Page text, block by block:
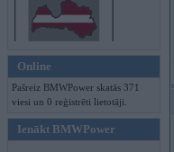
Online
Pašreiz BMWPower skatās 371
viesi un 0 reģistrēti lietotāji.
Ienākt BMWPower